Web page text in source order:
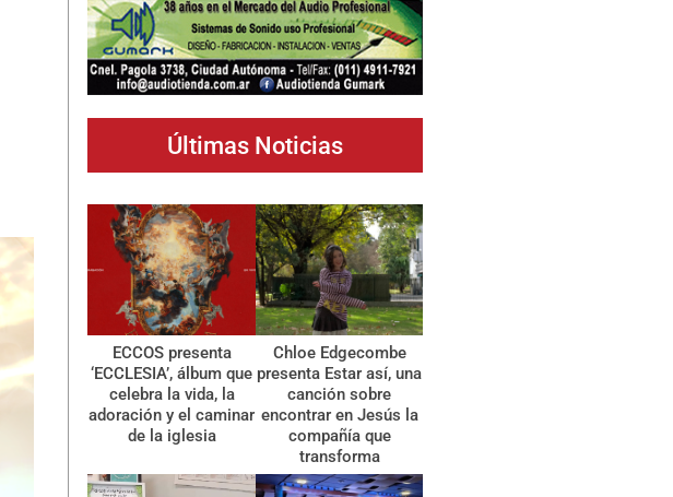
Últimas Noticias
ECCOS presenta
‘ECCLESIA’, álbum que
celebra la vida, la
adoración y el caminar
de la iglesia
Chloe Edgecombe
presenta Estar así, una
canción sobre
encontrar en Jesús la
compañía que
transforma